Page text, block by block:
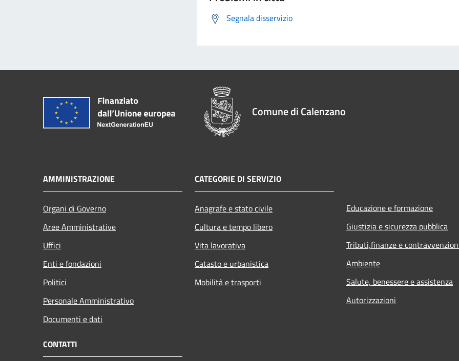
Segnala disservizio
Comune di Calenzano
AMMINISTRAZIONE
Organi di Governo
Aree Amministrative
Uffici
Enti e fondazioni
Politici
Personale Amministrativo
Documenti e dati
CATEGORIE DI SERVIZIO
Anagrafe e stato civile
Cultura e tempo libero
Vita lavorativa
Catasto e urbanistica
Mobilità e trasporti
Educazione e formazione
Giustizia e sicurezza pubblica
Tributi,finanze e
Ambiente
Salute, benessere e assistenza
Autorizzazioni
CONTATTI